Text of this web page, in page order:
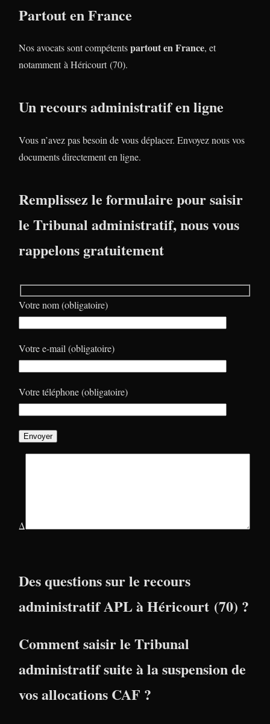
Partout en France
Nos avocats sont compétentspartout en France, et
notamment à Héricourt (70).
Un recours administratif en ligne
Vous n’avez pas besoin de vous déplacer. Envoyez nous vos
documents directement en ligne.
Remplissez le formulaire pour saisir
le Tribunal administratif, nous vous
rappelons gratuitement
Votre nom (obligatoire)
Votre e-mail (obligatoire)
Votre téléphone (obligatoire)
Δ
Des questions sur le recours
administratif APL à Héricourt (70) ?
Comment saisir le Tribunal
administratif suite à la suspension de
vos allocations CAF ?